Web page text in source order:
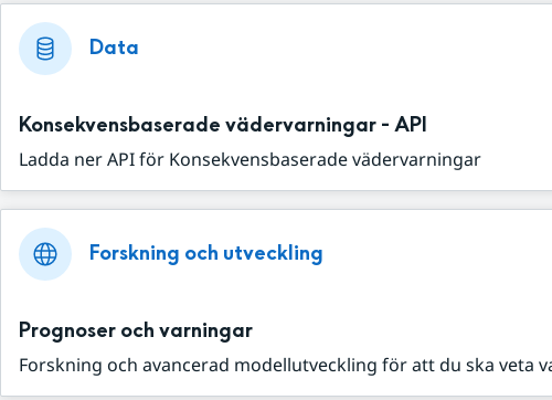
Data
Konsekvensbaserade vädervarningar - API
Ladda ner API för Konsekvensbaserade vädervarningar
Forskning och utveckling
Prognoser och varningar
Forskning och avancerad modellutveckling för att du ska veta